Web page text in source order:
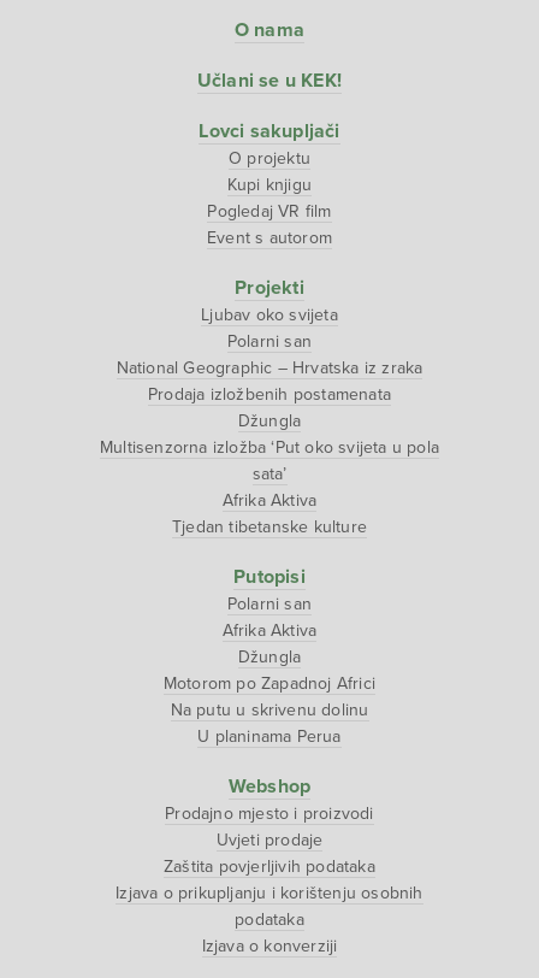
O nama
Učlani se u KEK!
Lovci sakupljači
O projektu
Kupi knjigu
Pogledaj VR film
Event s autorom
Projekti
Ljubav oko svijeta
Polarni san
National Geographic – Hrvatska iz zraka
Prodaja izložbenih postamenata
Džungla
Multisenzorna izložba ‘Put oko svijeta u pola
sata’
Afrika Aktiva
Tjedan tibetanske kulture
Putopisi
Polarni san
Afrika Aktiva
Džungla
Motorom po Zapadnoj Africi
Na putu u skrivenu dolinu
U planinama Perua
Webshop
Prodajno mjesto i proizvodi
Uvjeti prodaje
Zaštita povjerljivih podataka
Izjava o prikupljanju i korištenju osobnih
podataka
Izjava o konverziji